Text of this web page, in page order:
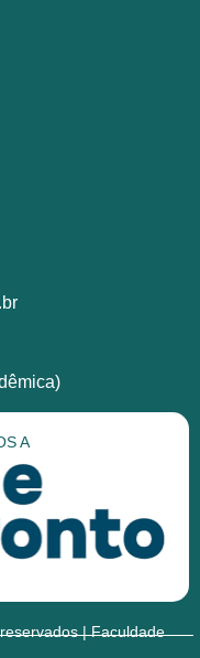
A
| Faculdade